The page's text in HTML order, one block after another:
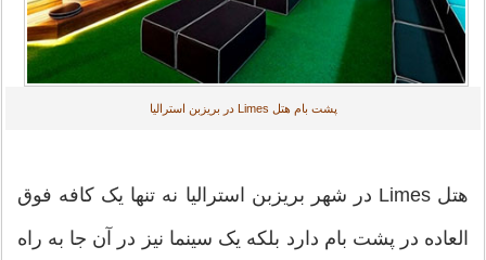
پشت بام هتل Limes در بریزبن استرالیا
هتل Limes در شهر بریزبن استرالیا نه تنها یک کافه فوق
العاده در پشت بام دارد بلکه یک سینما نیز در آن جا به راه